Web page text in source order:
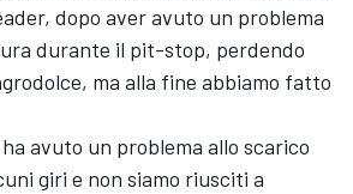
dopo aver avuto un problema
durante il pit-stop, perdendo
ma alla fine abbiamo fatto
avuto un problema allo scarico
giri e non siamo riusciti a